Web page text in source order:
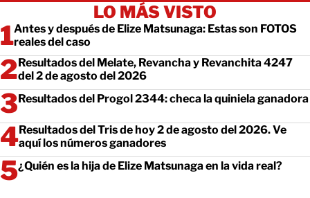
LO MÁS VISTO
Antes y después de Elize Matsunaga: Estas son FOTOS
reales del caso
Resultados del Melate, Revancha y Revanchita 4247
del 2 de agosto del 2026
Resultados del Progol 2344: checa la quiniela ganadora
Resultados del Tris de hoy 2 de agosto del 2026. Ve
aquí los números ganadores
¿Quién es la hija de Elize Matsunaga en la vida real?